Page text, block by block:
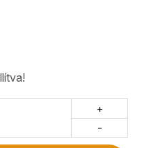
-
+